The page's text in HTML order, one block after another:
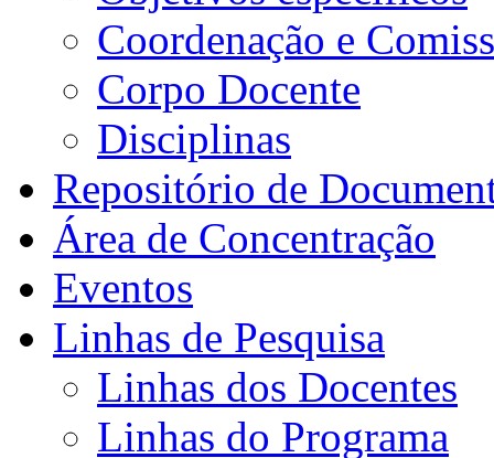
Coordenação e
Corpo Docente
Disciplinas
Repositório de
Área de Concentração
Eventos
Linhas de Pesquisa
Linhas dos Docentes
Linhas do Programa